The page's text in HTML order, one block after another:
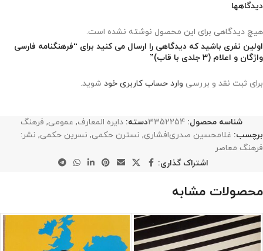
دیدگاهها
هیچ دیدگاهی برای این محصول نوشته نشده است.
اولین نفری باشید که دیدگاهی را ارسال می کنید برای “فرهنگنامه فارسی
واژگان و اعلام (3 جلدی با قاب)”
برای ثبت نقد و بررسی وارد حساب کاربری خود شوید.
شناسه محصول: 3352254دسته: دایره المعارف, عمومی, فرهنگ
برچسب: غلامحسین صدری‌افشاری, نسترن حکمی, نسرین حکمی, نشر:
فرهنگ معاصر
اشتراک گذاری:
محصولات مشابه